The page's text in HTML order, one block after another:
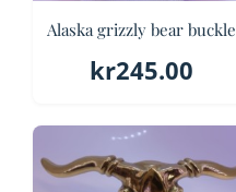
Alaska grizzly bear buckle
kr245.00